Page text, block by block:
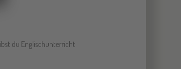
du Englischunterricht